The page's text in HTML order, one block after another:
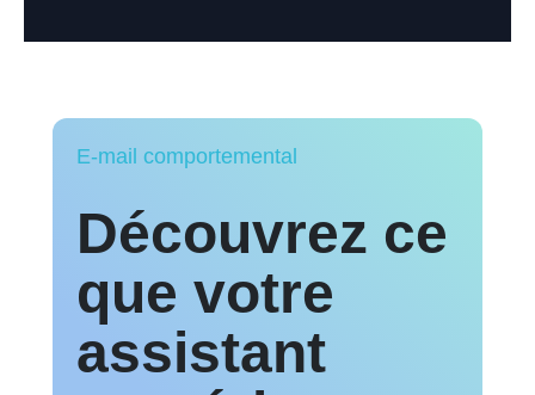
E-mail comportemental
Découvrez ce
que votre
assistant